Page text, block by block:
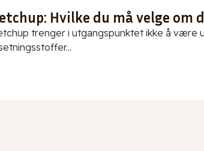
Hvilke du må velge
trenger i utgangspunktet ikke å være